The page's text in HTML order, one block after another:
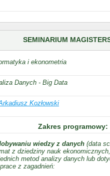
SEMINARIUM
i ekonometria
Danych - Big Data
Kozłowski
Zakres programowy:
wiedzy z danych (data
z dziedziny nauk
metod analizy danych lub
z zagadnień: